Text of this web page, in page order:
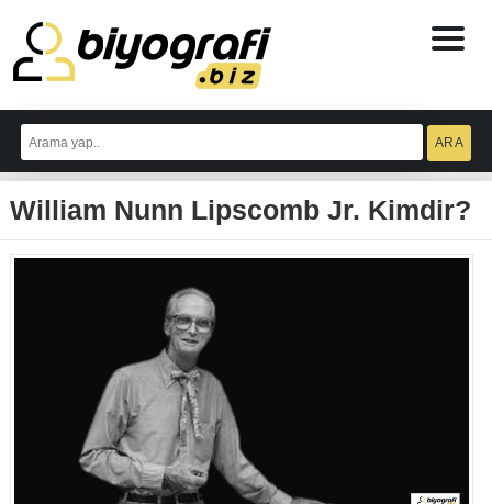
William Nunn Lipscomb Jr. Kimdir?
ataşehir
escort
bodrum
izmit